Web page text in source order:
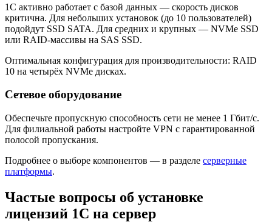
1С активно работает с базой данных — скорость дисков
критична. Для небольших установок (до 10 пользователей)
подойдут SSD SATA. Для средних и крупных — NVMe SSD
или RAID-массивы на SAS SSD.
Оптимальная конфигурация для производительности: RAID
10 на четырёх NVMe дисках.
Сетевое оборудование
Обеспечьте пропускную способность сети не менее 1 Гбит/с.
Для филиальной работы настройте VPN с гарантированной
полосой пропускания.
Подробнее о выборе компонентов — в разделе серверные
платформы.
Частые вопросы об установке
лицензий 1С на сервер